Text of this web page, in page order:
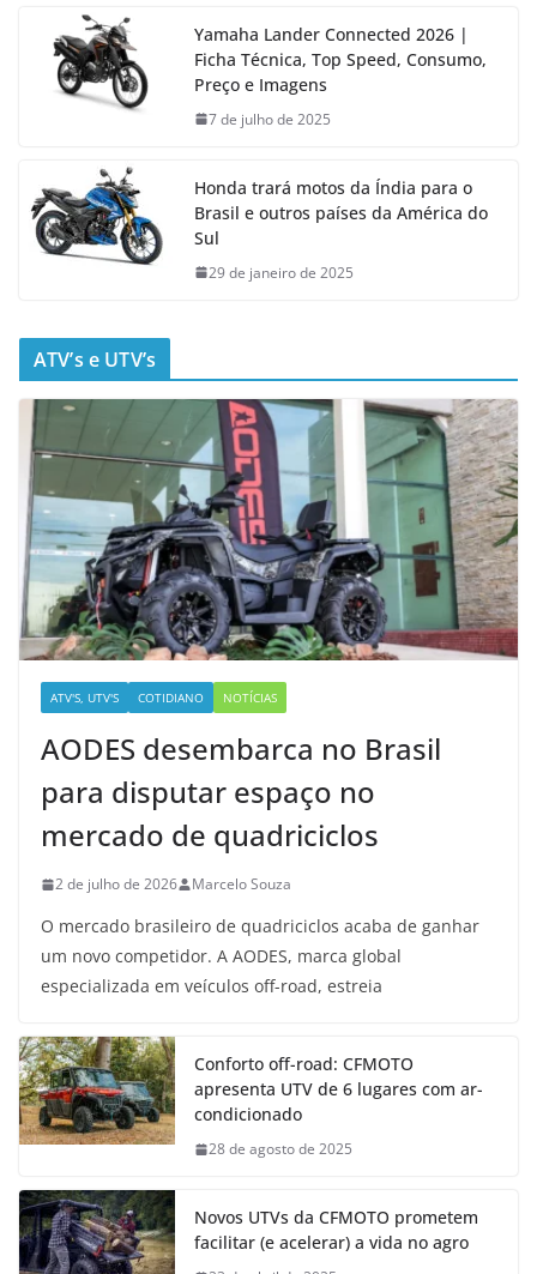
Yamaha Lander Connected 2026 |
Ficha Técnica, Top Speed, Consumo,
Preço e Imagens
7 de julho de 2025
Honda trará motos da Índia para o
Brasil e outros países da América do
Sul
29 de janeiro de 2025
ATV’s e UTV’s
ATV'S, UTV'S COTIDIANO NOTÍCIAS
AODES desembarca no Brasil
para disputar espaço no
mercado de quadriciclos
2 de julho de 2026 Marcelo Souza
O mercado brasileiro de quadriciclos acaba de ganhar
um novo competidor. A AODES, marca global
especializada em veículos off-road, estreia
Conforto off-road: CFMOTO
apresenta UTV de 6 lugares com ar-
condicionado
28 de agosto de 2025
Novos UTVs da CFMOTO prometem
facilitar (e acelerar) a vida no agro